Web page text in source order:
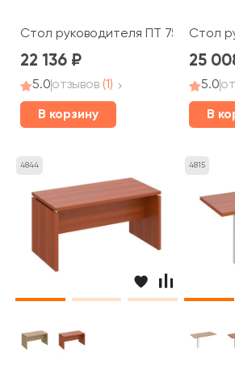
Стол руководителя ПТ 757 Patriot
22 136
5.0отзывов (1)
В корзину
Стол
25
5.0
В
4844 4815